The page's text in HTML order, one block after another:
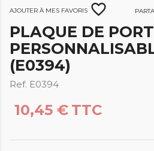
Ajouter à mes favoris favorite_border
PLAQUE DE
(E0394)
Ref. E0394
10,45 € TTC